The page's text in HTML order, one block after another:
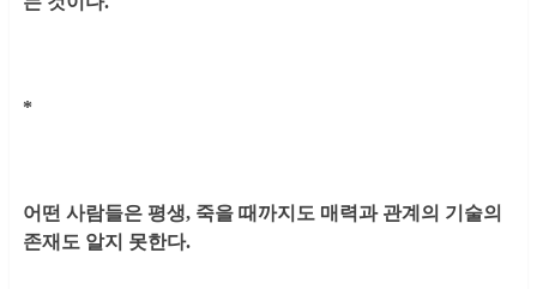
*
어떤 사람들은 평생, 죽을 때까지도 매력과 관계의 기술의
존재도 알지 못한다.